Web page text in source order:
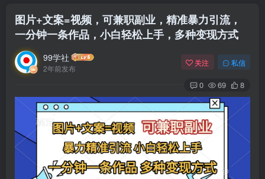
图片+文案=视频，可兼职副业，精准暴力引流，
一分钟一条作品，小白轻松上手，多种变现方式
99学社
2年前发布
关注 私信
0 69 8